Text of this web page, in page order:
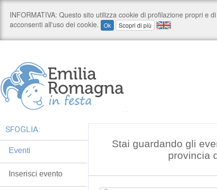
Stai guardando gli
provincia
SFOGLIA:
Eventi
Inserisci evento